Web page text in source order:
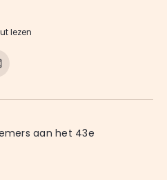
lezen
aan het 43e